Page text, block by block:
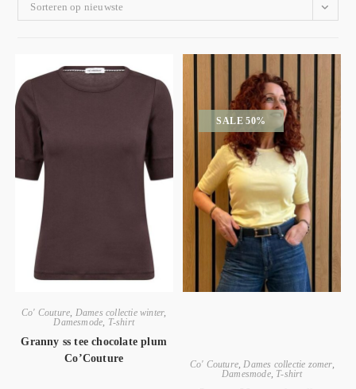
Sorteren op nieuwste
Co' Couture Dames collectie winter,
Damesmode T-shirt
Granny ss tee chocolate plum
Co’Couture
SALE 50%
Co' Couture,Dames collectie zomer,
Damesmode, T-shirt